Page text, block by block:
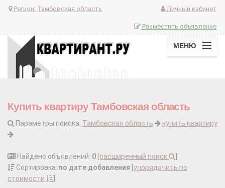
Регион: Тамбовская область Личный кабинет
Разместить объявление
МЕНЮ
Купить квартиру Тамбовская область
Параметры поиска: Тамбовская область купить квартиру
Найдено объявлений: 0 расширенный поиск
Сортировка: по дате добавления упорядочить по
стоимости